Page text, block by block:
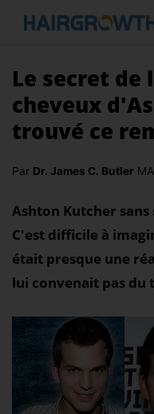
Le secret de
cheveux
trouvé ce
Par Dr. James C. Butler
Ashton Kutcher sans
C'est difficile à
était presque une
lui convenait pas